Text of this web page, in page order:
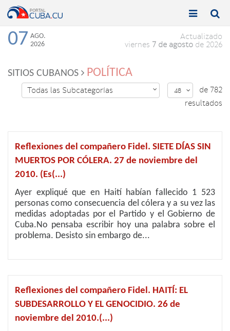
Toggle

Toggle

07 AGO.
2026
Actualizado
viernes 7 de agosto de 2026
SITIOS CUBANOS POLÍTICA
Todas las Subcategorías  48 
de 782
resultados
Reflexiones del compañero Fidel. SIETE DÍAS SIN
MUERTOS POR CÓLERA. 27 de noviembre del
2010. (Es(...)
Ayer expliqué que en Haití habían fallecido 1 523
personas como consecuencia del cólera y a su vez las
medidas adoptadas por el Partido y el Gobierno de
Cuba.No pensaba escribir hoy una palabra sobre el
problema. Desisto sin embargo de...
Reflexiones del compañero Fidel. HAITÍ: EL
SUBDESARROLLO Y EL GENOCIDIO. 26 de
noviembre del 2010.(...)